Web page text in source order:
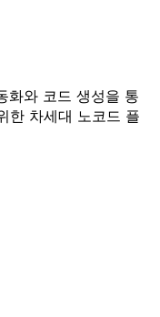
화와 코드 생성을 통
한 차세대 노코드 플